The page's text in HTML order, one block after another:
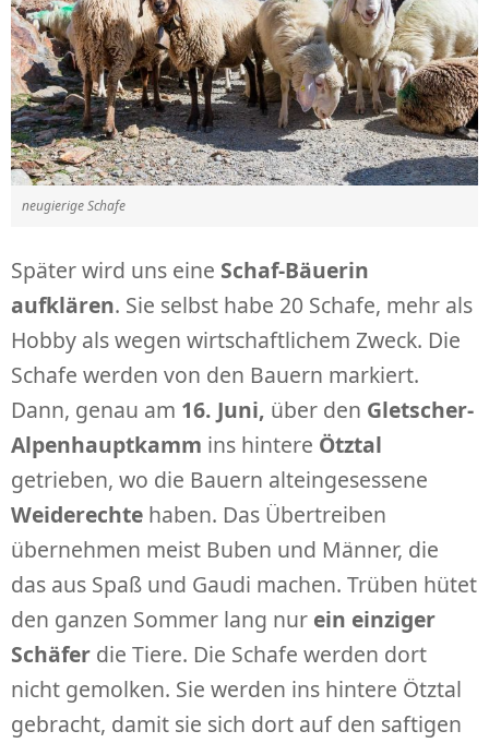
neugierige Schafe
Später wird uns eine Schaf-Bäuerin
aufklären. Sie selbst habe 20 Schafe, mehr als
Hobby als wegen wirtschaftlichem Zweck. Die
Schafe werden von den Bauern markiert.
Dann, genau am 16. Juni, über den Gletscher-
Alpenhauptkamm ins hintere Ötztal
getrieben, wo die Bauern alteingesessene
Weiderechte haben. Das Übertreiben
übernehmen meist Buben und Männer, die
das aus Spaß und Gaudi machen. Trüben hütet
den ganzen Sommer lang nur ein einziger
Schäfer die Tiere. Die Schafe werden dort
nicht gemolken. Sie werden ins hintere Ötztal
gebracht, damit sie sich dort auf den saftigen